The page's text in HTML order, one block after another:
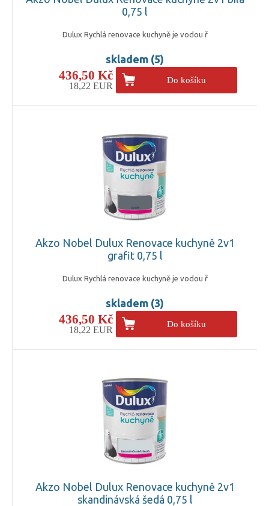
0,75 l
Dulux Rychlá renovace kuchyně je vodou ř
skladem (5)
436,50 Kč
18,22 EUR
Do košíku
Akzo Nobel Dulux Renovace kuchyně 2v1
grafit 0,75 l
Dulux Rychlá renovace kuchyně je vodou ř
skladem (3)
436,50 Kč
18,22 EUR
Do košíku
Akzo Nobel Dulux Renovace kuchyně 2v1
skandinávská šedá 0,75 l